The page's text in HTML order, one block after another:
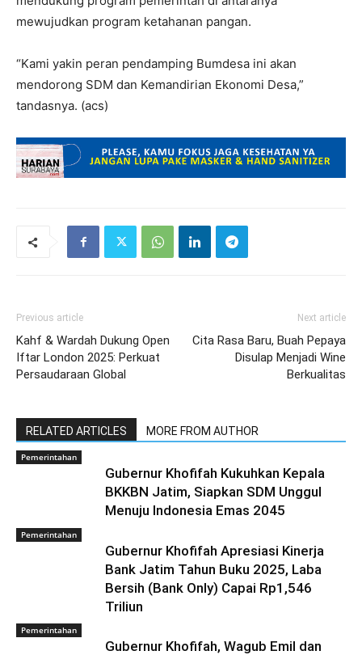
mewujudkan program ketahanan pangan.
“Kami yakin peran pendamping Bumdesa ini akan
mendorong SDM dan Kemandirian Ekonomi Desa,”
tandasnya. (acs)
Previous article
Kahf & Wardah Dukung Open
Iftar London 2025: Perkuat
Persaudaraan Global
Next article
Cita Rasa Baru, Buah Pepaya
Disulap Menjadi Wine
Berkualitas
RELATED ARTICLES MORE FROM AUTHOR
Pemerintahan
Gubernur Khofifah Kukuhkan Kepala
BKKBN Jatim, Siapkan SDM Unggul
Menuju Indonesia Emas 2045
Pemerintahan
Gubernur Khofifah Apresiasi Kinerja
Bank Jatim Tahun Buku 2025, Laba
Bersih (Bank Only) Capai Rp1,546
Triliun
Pemerintahan
Gubernur Khofifah, Wagub Emil dan